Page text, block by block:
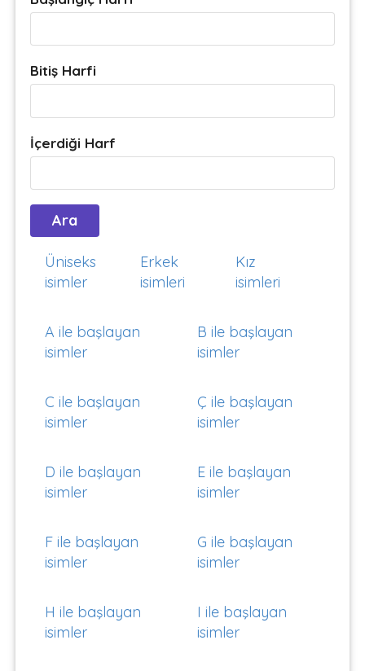
Bitiş Harfi
İçerdiği Harf
Üniseks
isimler
Erkek
isimleri
Kız
isimleri
A ile başlayan
isimler
B ile başlayan
isimler
C ile başlayan
isimler
Ç ile başlayan
isimler
D ile başlayan
isimler
E ile başlayan
isimler
F ile başlayan
isimler
G ile başlayan
isimler
H ile başlayan
isimler
I ile başlayan
isimler